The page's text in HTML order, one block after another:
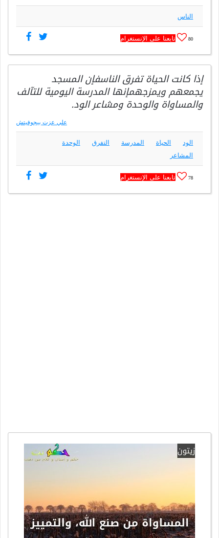
الناس
80 تابعنا على الإنستغرام
إذا كانت الحياة تفرق الناسفإن المسجد
يجمعهم ويمزجهمإنها المدرسة اليومية للتآلف
والمساواة والوحدة ومشاعر الود.
علي عزت بيجوفيتش
الود الحياة المدرسة التفرق
الوحدة
المشاعر
78 تابعنا على الإنستغرام